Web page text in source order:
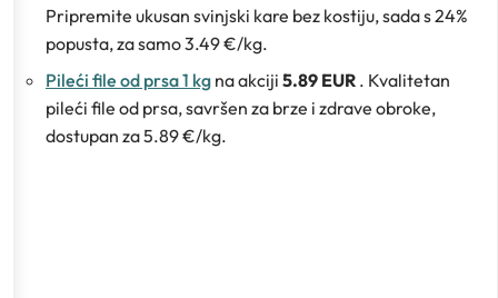
Pripremite ukusan svinjski kare bez kostiju, sada s 24%
popusta, za samo 3.49 €/kg.
Pileći file od prsa 1 kg na akciji 5.89 EUR . Kvalitetan
pileći file od prsa, savršen za brze i zdrave obroke,
dostupan za 5.89 €/kg.